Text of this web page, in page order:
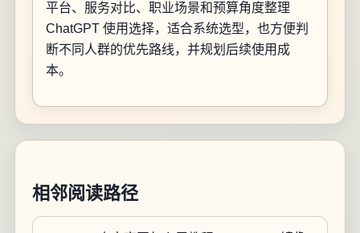
平台、服务对比、职业场景和预算角度整理
ChatGPT 使用选择，适合系统选型，也方便判
断不同人群的优先路线，并规划后续使用成
本。
相邻阅读路径